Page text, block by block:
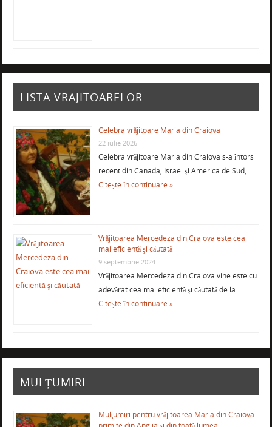
LISTA VRAJITOARELOR
Celebra vrăjitoare Maria din Craiova
22 iulie 2026
Celebra vrăjitoare Maria din Craiova s-a întors
recent din Canada, Israel şi America de Sud, …
Citește în continuare »
Vrăjitoarea Mercedeza din Craiova este cea
mai eficientă şi căutată
9 septembrie 2024
Vrăjitoarea Mercedeza din Craiova vine este cu
adevărat cea mai eficientă şi căutată de la …
Citește în continuare »
MULȚUMIRI
Mulţumiri pentru vrăjitoarea Maria din Craiova